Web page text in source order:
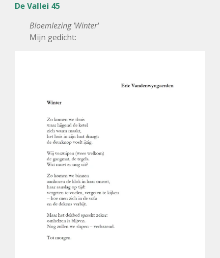
De Vallei 45
Bloemlezing 'Winter'
Mijn gedicht: